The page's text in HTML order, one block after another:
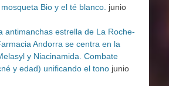
Bio y el té blanco. junio
antimanchas estrella de La Roche-
Andorra se centra en la
y Niacinamida. Combate
y edad) unificando el tono junio